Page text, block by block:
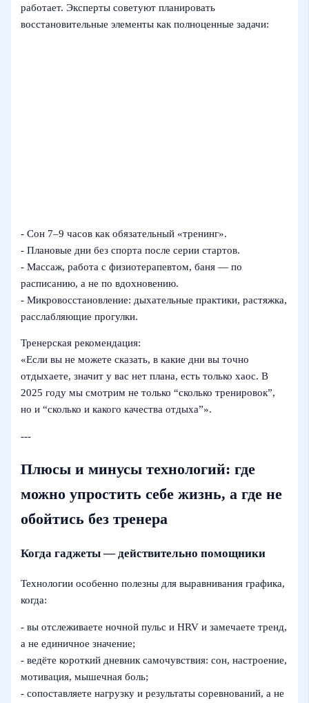
работает. Эксперты советуют планировать
восстановительные элементы как полноценные задачи:
- Сон 7–9 часов как обязательный «тренинг».
- Плановые дни без спорта после серии стартов.
- Массаж, работа с физиотерапевтом, баня — по
расписанию, а не по вдохновению.
- Микровосстановление: дыхательные практики, растяжка,
расслабляющие прогулки.
Тренерская рекомендация:
«Если вы не можете сказать, в какие дни вы точно
отдыхаете, значит у вас нет плана, есть только хаос. В
2025 году мы смотрим не только “сколько тренировок”,
но и “сколько и какого качества отдыха”».
---
Плюсы и минусы технологий: где
можно упростить себе жизнь, а где не
обойтись без тренера
Когда гаджеты — действительно помощники
Технологии особенно полезны для выравнивания графика,
когда:
- вы отслеживаете ночной пульс и HRV и замечаете тренд,
а не единичное значение;
- ведёте короткий дневник самочувствия: сон, настроение,
мотивация, мышечная боль;
- сопоставляете нагрузку и результаты соревнований, а не